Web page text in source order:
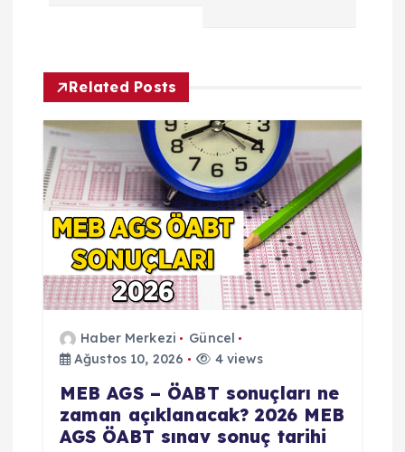
Related Posts
Haber Merkezi
Güncel
Ağustos 10, 2026
4 views
MEB AGS – ÖABT sonuçları ne
zaman açıklanacak? 2026 MEB
AGS ÖABT sınav sonuç tarihi